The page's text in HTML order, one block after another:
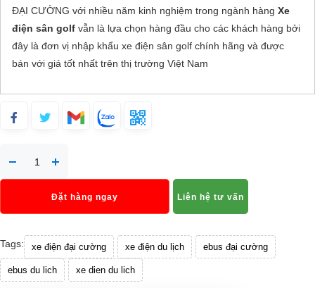
ĐẠI CƯỜNG với nhiều năm kinh nghiệm trong ngành hàng Xe
điện sân golf vẫn là lựa chọn hàng đầu cho các khách hàng bởi
đây là đơn vị nhập khẩu xe điện sân golf chính hãng và được
bán với giá tốt nhất trên thị trường Việt Nam
Đặt hàng ngay Liên hệ tư vấn
Tags: xe điện đại cường xe điện du lịch ebus đại cường
ebus du lich xe dien du lich